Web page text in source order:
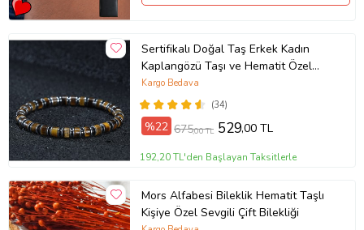
Sertifikalı Doğal Taş Erkek Kadın
Kaplangözü Taşı ve Hematit Özel
Tasarım Hediye 6mm Bileklik
(34)
Kargo Bedava
%22 675,00 TL 529,00 TL
192,20 TL'den Başlayan Taksitlerle
Mors Alfabesi Bileklik Hematit Taşlı
Kişiye Özel Sevgili Çift Bilekliği